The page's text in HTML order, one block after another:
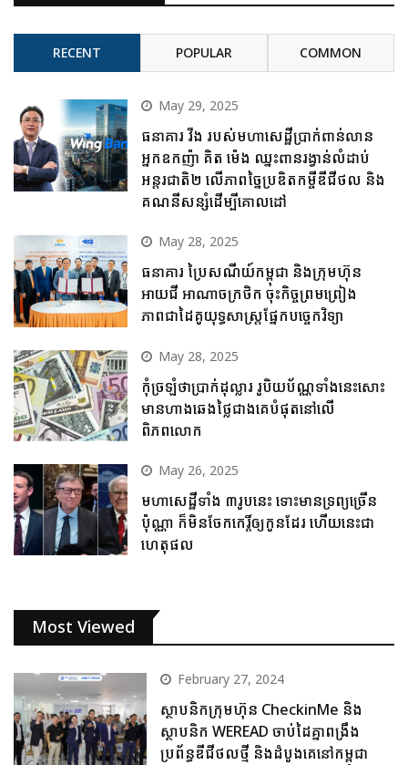
RECENT POPULAR COMMON
May 29, 2025
ធនាគារ វីង របស់មហាសេដ្ឋីប្រាក់ពាន់លាន
អ្នកឧកញ៉ា គិត ម៉េង ឈ្នះពានរង្វាន់លំដាប់
អន្តរជាតិ២ លើភាពច្នៃប្រឌិតកម្ចីឌីជីថល និង
គណនីសន្សំដើម្បីគោលដៅ
May 28, 2025
ធនាគារ ប្រៃសណីយ៍កម្ពុជា និងក្រុមហ៊ុន
អាយជី អាណាចក្រថិក ចុះកិច្ចព្រមព្រៀង
ភាពជាដៃគូយុទ្ធសាស្ត្រផ្នែកបច្ចេកវិទ្យា
May 28, 2025
កុំច្រឡំថាប្រាក់ដុល្លារ រូបិយប័ណ្ណទាំងនេះសោះ
មានហាងឆេងថ្លៃជាងគេបំផុតនៅលើ
ពិភពលោក
May 26, 2025
មហាសេដ្ឋីទាំង ៣រូបនេះ ទោះមានទ្រព្យច្រើន
ប៉ុណ្ណា ក៏មិនចែកកេរ្តិ៍ឲ្យកូនដែរ ហើយនេះជា
ហេតុផល
Most Viewed
February 27, 2024
ស្ថាបនិកក្រុមហ៊ុន CheckinMe និង
ស្ថាបនិក WEREAD ចាប់ដៃគ្នាពង្រឹង
ប្រព័ន្ធឌីជីថលថ្មី និងដំបូងគេនៅកម្ពុជា